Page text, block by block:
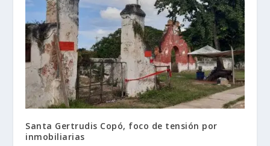
Santa Gertrudis Copó, foco de tensión por
inmobiliarias